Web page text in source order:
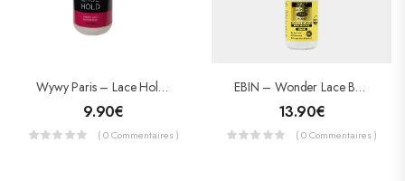
Wywy Paris – Lace Hold – Colle Pour Lace Wig
9.90€
( 0 Commentaires )
EBIN – Wonder Lace Bond Adhesive – Colle Pour Lace Wig Extra Mega Hold – ORIGINAL
13.90€
( 0 Commentaires )